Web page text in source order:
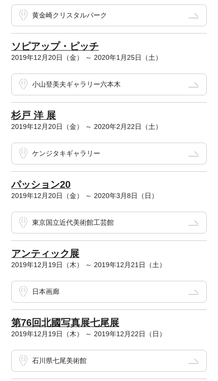
黄金崎クリスタルパーク
ソピアップ・ピッチ
2019年12月20日（金） ～ 2020年1月25日（土）
小山登美夫ギャラリー六本木
杉戸 洋 展
2019年12月20日（金） ～ 2020年2月22日（土）
ケンジタキギャラリー
パッション20
2019年12月20日（金） ～ 2020年3月8日（日）
東京国立近代美術館工芸館
アンティック展
2019年12月19日（木） ～ 2019年12月21日（土）
日本画廊
第76回北國写真展七尾展
2019年12月19日（木） ～ 2019年12月22日（日）
石川県七尾美術館